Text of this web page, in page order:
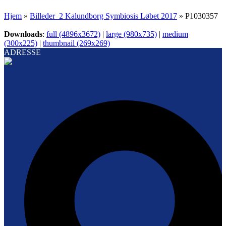
Hjem » Billeder_2 Kalundborg Symbiosis Løbet 2017 » P1030357
Downloads: full (4896x3672) | large (980x735) | medium
(300x225) | thumbnail (269x269)
ADRESSE